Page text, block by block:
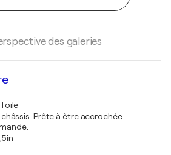
des galeries
Prête à être accrochée.